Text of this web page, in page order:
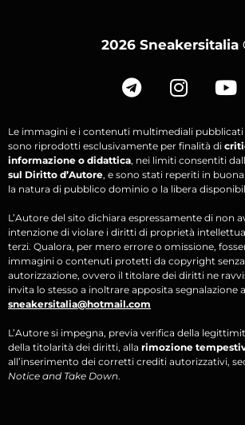
2026 Sneakersitalia
Le immagini e i contenuti multimediali
sono riprodotti esclusivamente per finalità di
informazione o didattica, nei limiti consentiti
sul Diritto d’Autore, e sono stati reperiti in
la natura di pubblico dominio o la libera
L’Autore del sito dichiara espressamente di non
intenzione di violare i diritti di proprietà
terzi. Qualora, per mero errore o omissione,
immagini o contenuti protetti da copyright senza
autorizzazione, ovvero il titolare dei diritti ne
invita lo stesso a inoltrare apposita segnalazione
sneakersitalia@hotmail.com
L’Autore si impegna, previa verifica della
della titolarità dei diritti, alla rimozione
all’inserimento dei corretti crediti autorizzativi,
Notice and Take Down.